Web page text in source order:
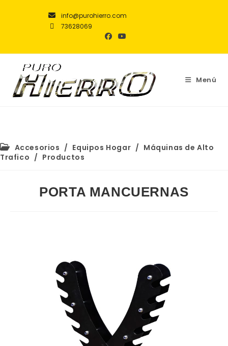
info@purohierro.com
73628069
Menú
Accesorios / Equipos Hogar / Máquinas de Alto
Trafico / Productos
PORTA MANCUERNAS